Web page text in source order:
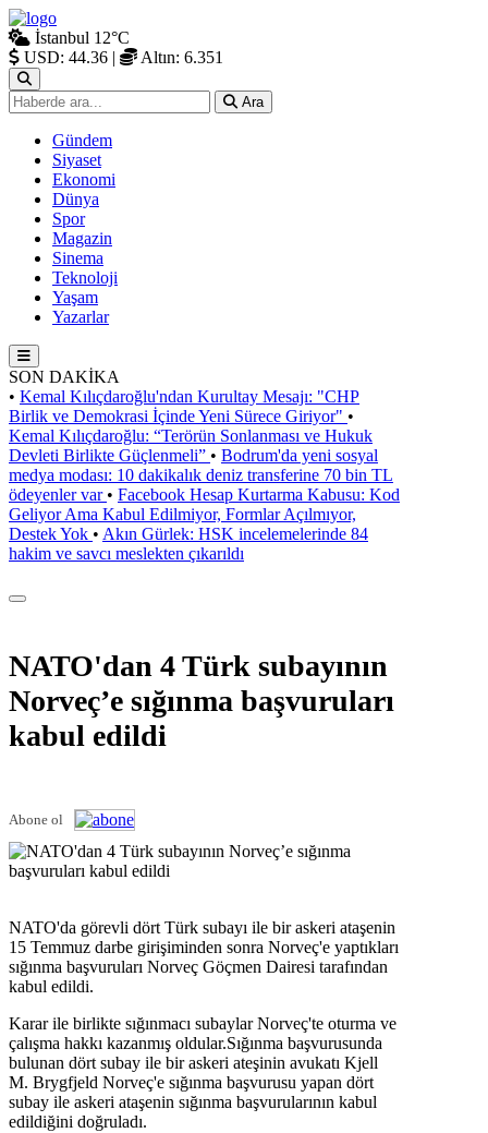
İstanbul 12°C
USD: 44.36 | Altın: 6.351
Ara
Gündem
Siyaset
Ekonomi
Dünya
Spor
Magazin
Sinema
Teknoloji
Yaşam
Yazarlar
SON DAKİKA
• Kemal Kılıçdaroğlu'ndan Kurultay Mesajı: "CHP
Birlik ve Demokrasi İçinde Yeni Sürece Giriyor" •
Kemal Kılıçdaroğlu: “Terörün Sonlanması ve Hukuk
Devleti Birlikte Güçlenmeli” • Bodrum'da yeni sosyal
medya modası: 10 dakikalık deniz transferine 70 bin TL
ödeyenler var • Facebook Hesap Kurtarma Kabusu: Kod
Geliyor Ama Kabul Edilmiyor, Formlar Açılmıyor,
Destek Yok • Akın Gürlek: HSK incelemelerinde 84
hakim ve savcı meslekten çıkarıldı
NATO'dan 4 Türk subayının
Norveç’e sığınma başvuruları
kabul edildi
Abone ol
NATO'da görevli dört Türk subayı ile bir askeri ataşenin
15 Temmuz darbe girişiminden sonra Norveç'e yaptıkları
sığınma başvuruları Norveç Göçmen Dairesi tarafından
kabul edildi.
Karar ile birlikte sığınmacı subaylar Norveç'te oturma ve
çalışma hakkı kazanmış oldular.Sığınma başvurusunda
bulunan dört subay ile bir askeri ateşinin avukatı Kjell
M. Brygfjeld Norveç'e sığınma başvurusu yapan dört
subay ile askeri ataşenin sığınma başvurularının kabul
edildiğini doğruladı.